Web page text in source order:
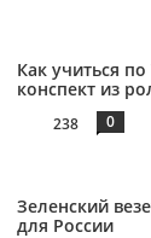
Как учиться
конспект из
238 0
Зеленский
для России